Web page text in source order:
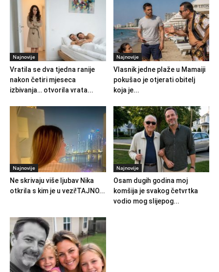
Najnovije
Vratila se dva tjedna ranije
nakon četiri mjeseca
izbivanja… otvorila vrata...
Najnovije
Vlasnik jedne plaže u Mamaiji
pokušao je otjerati obitelj
koja je...
Najnovije
Ne skrivaju više ljubav Nika
otkrila s kim je u vezi!TAJNO...
Najnovije
Osam dugih godina moj
komšija je svakog četvrtka
vodio mog slijepog...